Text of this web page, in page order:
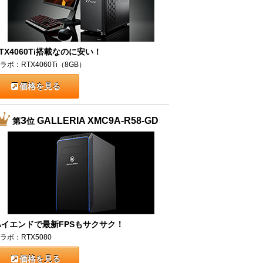
搭載なのに安い！
ボ：RTX4060Ti（8GB）
価格を見る
第3位GALLERIA XMC9A-R58-GD
エンドで最新FPSもサクサク！
ボ：RTX5080
価格を見る